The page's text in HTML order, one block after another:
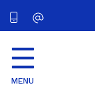
MENU